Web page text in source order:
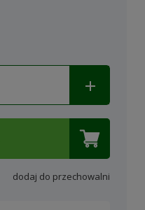
dodaj do przechowalni